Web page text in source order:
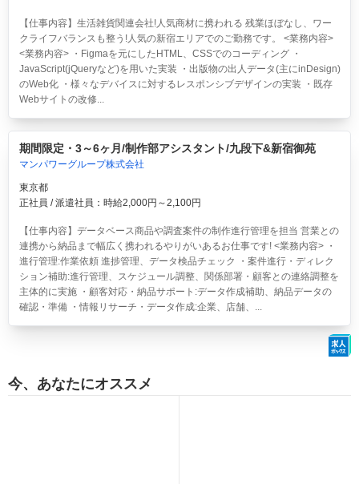
【仕事内容】生活雑貨関連会社!人気商材に携われる 残業ほぼなし、ワー
クライフバランスも整う!人気の新宿エリアでのご勤務です。 <業務内容>
<業務内容> ・Figmaを元にしたHTML、CSSでのコーディング ・
JavaScript(jQueryなど)を用いた実装 ・出版物の出人データ(主にinDesign)
のWeb化 ・様々なデバイスに対するレスポンシブデザインの実装 ・既存
Webサイトの改修...
期間限定・3～6ヶ月/制作部アシスタント/九段下&新宿御苑
マンパワーグループ株式会社
東京都
正社員 / 派遣社員：時給2,000円～2,100円
【仕事内容】データベース商品や調査案件の制作進行管理を担当 営業との
連携から納品まで幅広く携われるやりがいあるお仕事です! <業務内容> ・
進行管理:作業依頼 進捗管理、データ検品チェック ・案件進行・ディレク
ション補助:進行管理、スケジュール調整、関係部署・顧客との連絡調整を
主体的に実施 ・顧客対応・納品サポート:データ作成補助、納品データの
確認・準備 ・情報リサーチ・データ作成:企業、店舗、...
今、あなたにオススメ